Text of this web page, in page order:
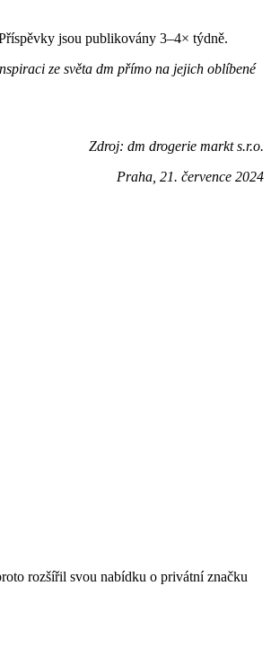
jsou publikovány 3–4× týdně.
ze světa dm přímo na jejich oblíbené
Zdroj: dm drogerie markt s.r.o.
Praha, 21. července 2024
rozšířil svou nabídku o privátní značku